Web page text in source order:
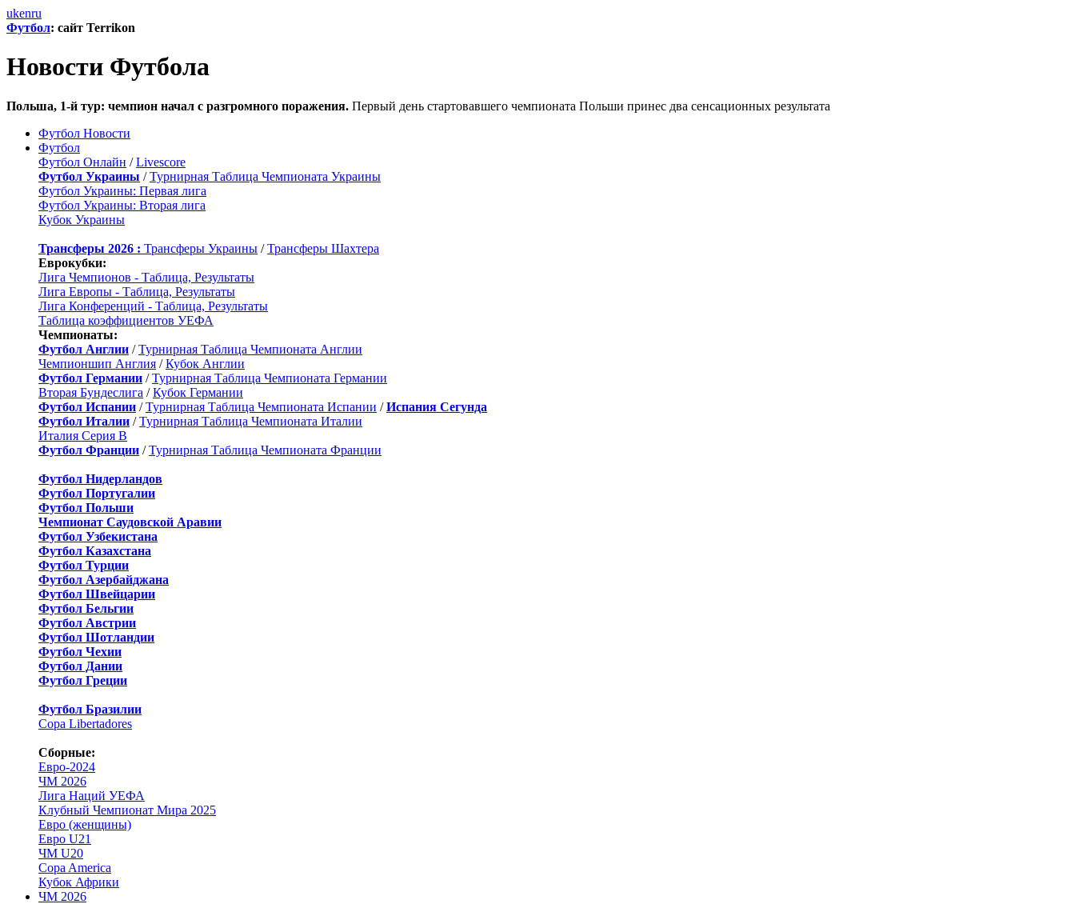
ukenru
Футбол: сайт Terrikon
Новости Футбола
Польша, 1-й тур: чемпион начал с разгромного поражения. Первый день стартовавшего чемпионата Польши принес два сенсационных результата
Футбол Новости
Футбол
Футбол Онлайн /Livescore
Футбол Украины /Турнирная Таблица Чемпионата Украины
Футбол Украины: Первая лига
Футбол Украины: Вторая лига
Кубок Украины
Трансферы 2026 : Трансферы Украины /Трансферы Шахтера
Еврокубки:
Лига Чемпионов - Таблица, Результаты
Лига Европы - Таблица, Результаты
Лига Конференций - Таблица, Результаты
Таблица коэффициентов УЕФА
Чемпионаты:
Футбол Англии /Турнирная Таблица Чемпионата Англии
Чемпионшип Англия /Кубок Англии
Футбол Германии /Турнирная Таблица Чемпионата Германии
Вторая Бундеслига /Кубок Германии
Футбол Испании /Турнирная Таблица Чемпионата Испании /Испания Сегунда
Футбол Италии /Турнирная Таблица Чемпионата Италии
Италия Серия B
Футбол Франции /Турнирная Таблица Чемпионата Франции
Футбол Нидерландов
Футбол Португалии
Футбол Польши
Чемпионат Саудовской Аравии
Футбол Узбекистана
Футбол Казахстана
Футбол Турции
Футбол Азербайджана
Футбол Швейцарии
Футбол Бельгии
Футбол Австрии
Футбол Шотландии
Футбол Чехии
Футбол Дании
Футбол Греции
Футбол Бразилии
Copa Libertadores
Сборные:
Евро-2024
ЧМ 2026
Лига Наций УЕФА
Клубный Чемпионат Мира 2025
Евро (женщины)
Евро U21
ЧМ U20
Copa America
Кубок Африки
ЧМ 2026